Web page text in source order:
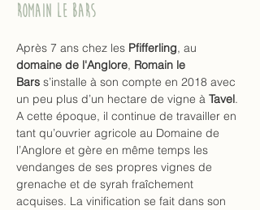
Romain Le Bars
Après 7 ans chez les Pfifferling, au
domaine de l'Anglore, Romain le
Bars s’installe à son compte en 2018 avec
un peu plus d’un hectare de vigne à Tavel.
A cette époque, il continue de travailler en
tant qu’ouvrier agricole au Domaine de
l’Anglore et gère en même temps les
vendanges de ses propres vignes de
grenache et de syrah fraîchement
acquises. La vinification se fait dans son